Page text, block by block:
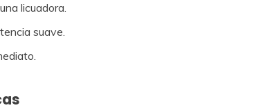
licuadora.
suave.